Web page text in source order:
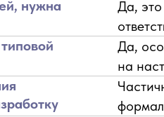
нужна
Да,
Да,
на